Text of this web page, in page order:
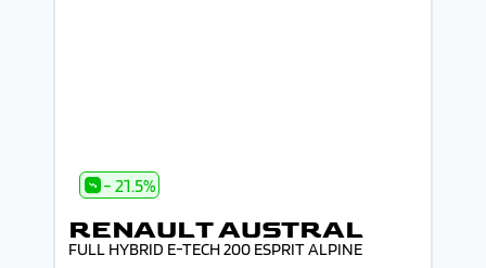
- 21.5%
RENAULT AUSTRAL
FULL HYBRID E-TECH 200 ESPRIT ALPINE